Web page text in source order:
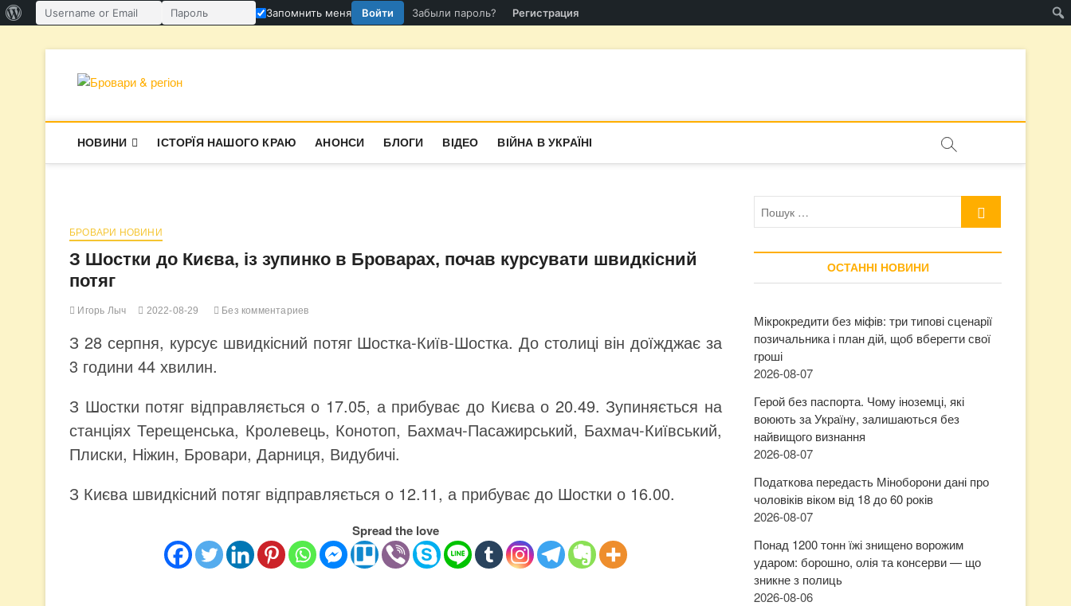
Имя пользователя или email
Пароль
Запомнить меня Войти Забыли пароль? Регистрация
содержимому
НОВИНИ ІСТОРЇЯ НАШОГО КРАЮ АНОНСИ БЛОГИ ВІДЕО ВІЙНА В УКРАЇНІ
БРОВАРИ НОВИНИ
З Шостки до Києва, із зупинко в Броварах, почав курсувати швидкісний
потяг
Игорь Лыч 2022-08-29 Без комментариев
З 28 серпня, курсує швидкісний потяг Шостка-Київ-Шостка. До столиці він доїжджає за
3 години 44 хвилин.
З Шостки потяг відправляється о 17.05, а прибуває до Києва о 20.49. Зупиняється на
станціях Терещенська, Кролевець, Конотоп, Бахмач-Пасажирський, Бахмач-Київський,
Плиски, Ніжин, Бровари, Дарниця, Видубичі.
З Києва швидкісний потяг відправляється о 12.11, а прибуває до Шостки о 16.00.
Spread the love
ОСТАННІ НОВИНИ
Мікрокредити без міфів: три типові сценарії
позичальника і план дій, щоб вберегти свої
гроші
2026-08-07
Герой без паспорта. Чому іноземці, які
воюють за Україну, залишаються без
найвищого визнання
2026-08-07
Податкова передасть Міноборони дані про
чоловіків віком від 18 до 60 років
2026-08-07
Понад 1200 тонн їжі знищено ворожим
ударом: борошно, олія та консерви — що
зникне з полиць
2026-08-06